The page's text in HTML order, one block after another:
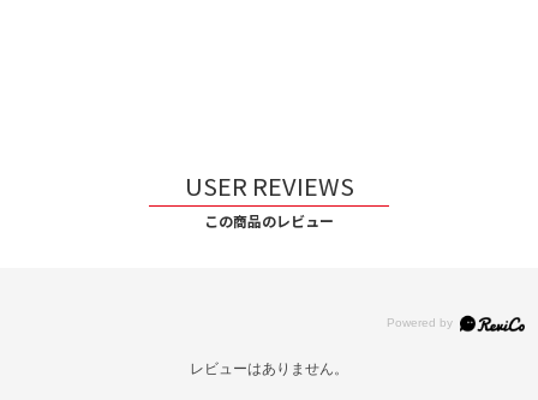
USER REVIEWS
この商品のレビュー
レビューはありません。